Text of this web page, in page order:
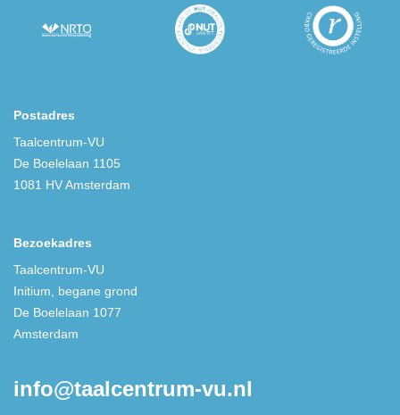
Postadres
Taalcentrum-VU
De Boelelaan 1105
1081 HV Amsterdam
Bezoekadres
Taalcentrum-VU
Initium, begane grond
De Boelelaan 1077
Amsterdam
info@taalcentrum-vu.nl